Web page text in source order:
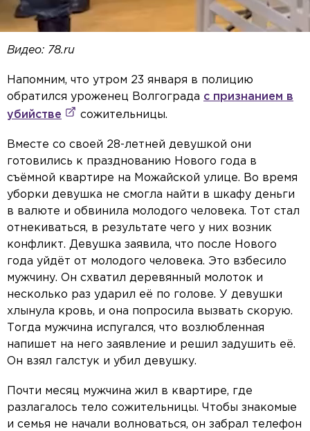
Видео: 78.ru
Напомним, что утром 23 января в полицию
обратился уроженец Волгограда с признанием в
убийстве
сожительницы.
Вместе со своей 28-летней девушкой они
готовились к празднованию Нового года в
съёмной квартире на Можайской улице. Во время
уборки девушка не смогла найти в шкафу деньги
в валюте и обвинила молодого человека. Тот стал
отнекиваться, в результате чего у них возник
конфликт. Девушка заявила, что после Нового
года уйдёт от молодого человека. Это взбесило
мужчину. Он схватил деревянный молоток и
несколько раз ударил её по голове. У девушки
хлынула кровь, и она попросила вызвать скорую.
Тогда мужчина испугался, что возлюбленная
напишет на него заявление и решил задушить её.
Он взял галстук и убил девушку.
Почти месяц мужчина жил в квартире, где
разлагалось тело сожительницы. Чтобы знакомые
и семья не начали волноваться, он забрал телефон